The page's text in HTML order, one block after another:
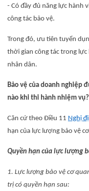
- Có đầy đủ năng lực hành
công tác bảo vệ.
Trong đó, ưu tiên tuyển
thời gian công tác trong
nhân dân.
Bảo vệ của doanh nghiệp
nào khi thi hành nhiệm vụ?
Căn cứ theo Điều 11 Nghị
hạn của lực lượng bảo vệ
Quyền hạn của lực lượng
1. Lực lượng bảo vệ cơ
trị có quyền hạn sau: